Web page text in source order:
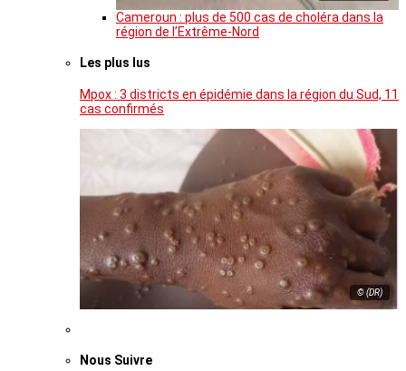
Cameroun : plus de 500 cas de choléra dans la
région de l’Extrême-Nord
Les plus lus
Mpox : 3 districts en épidémie dans la région du Sud, 11
cas confirmés
© (DR)
Nous Suivre